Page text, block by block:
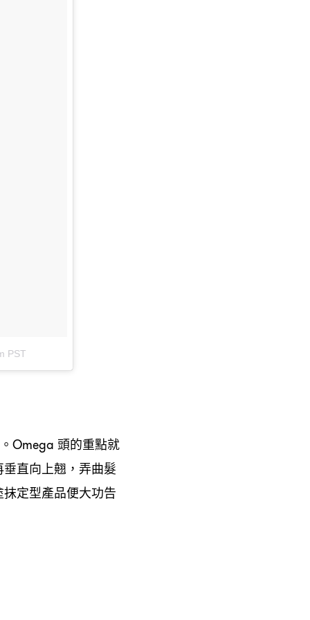
PST
Omega 頭的重點就
直向上翹 ， 弄曲髮
定型產品便大功告